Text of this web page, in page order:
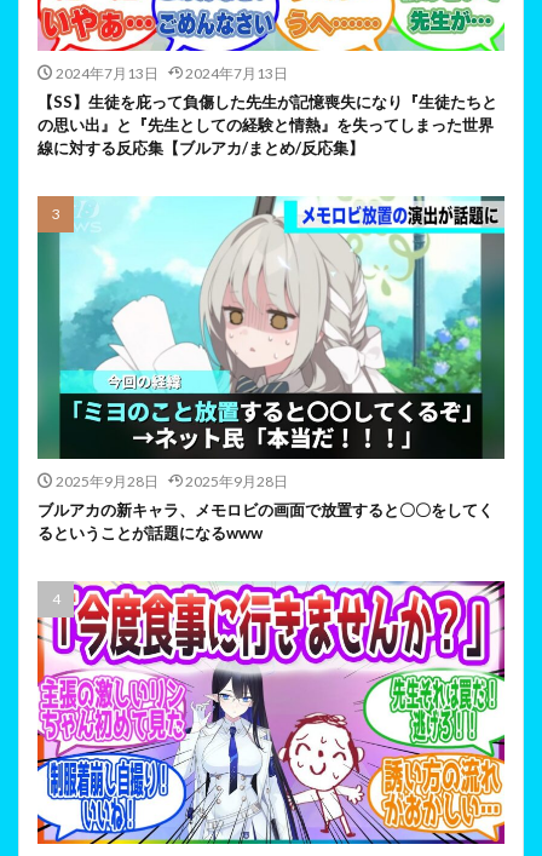
2024年7月13日 2024年7月13日
【SS】生徒を庇って負傷した先生が記憶喪失になり『生徒たちと
の思い出』と『先生としての経験と情熱』を失ってしまった世界
線に対する反応集【ブルアカ/まとめ/反応集】
2025年9月28日 2025年9月28日
ブルアカの新キャラ、メモロビの画面で放置すると〇〇をしてく
るということが話題になるwww